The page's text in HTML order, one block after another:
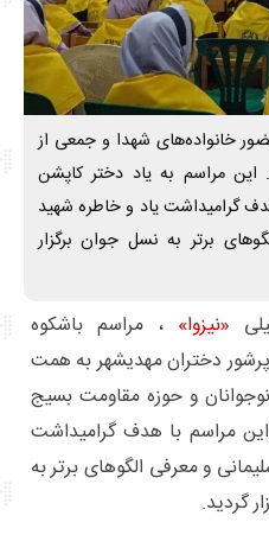
خانواده‌های شهدا و جمعی از
این مراسم به یاد دختر کاپشن
گرامیداشت یاد و خاطره شهید
برتر به نسل جوان برگزار
«نیزوا» ، مراسم باشکوه
دختران مهدیشهر به همت
و حوزه مقاومت بسیج
مراسم با هدف گرامیداشت
و معرفی الگوهای برتر به
گردید.